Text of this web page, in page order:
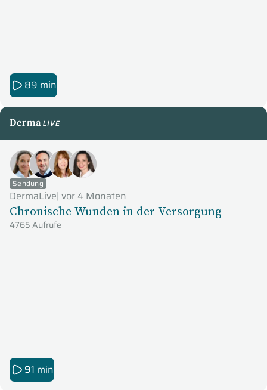
89 min
DermaLive
Sendung
DermaLive| vor 4 Monaten
Chronische Wunden in der Versorgung
4765 Aufrufe
91 min